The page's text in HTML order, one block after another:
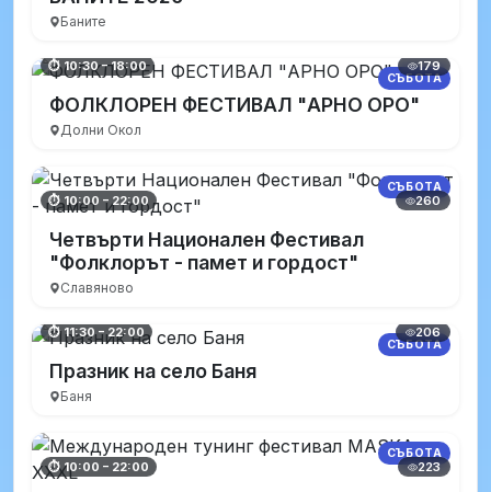
Баните
СЪБОТА
⏱ 10:30 – 18:00 179
ФОЛКЛОРЕН ФЕСТИВАЛ "АРНО ОРО"
Долни Окол
СЪБОТА
⏱ 10:00 – 22:00 260
Четвърти Национален Фестивал
"Фолклорът - памет и гордост"
Славяново
СЪБОТА
⏱ 11:30 – 22:00 206
Празник на село Баня
Баня
СЪБОТА
⏱ 10:00 – 22:00 223